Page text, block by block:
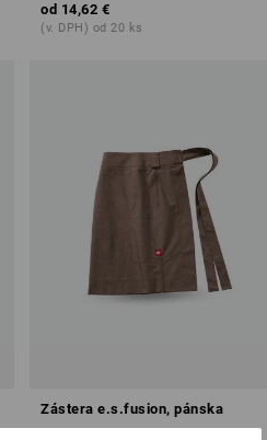
od 14,62 €
(v. DPH) od 20 ks
Zástera e.s.fusion, pánska